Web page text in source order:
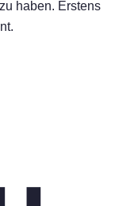
haben. Erstens